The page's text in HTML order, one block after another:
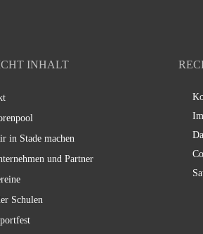
INHALT
in Stade machen
und Partner
Schulen